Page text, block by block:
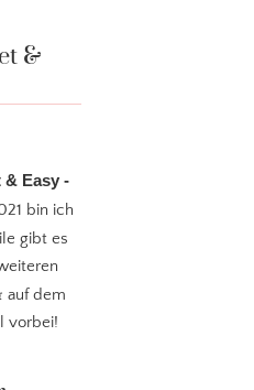
&
& Easy -
bin ich
gibt es
dem
vorbei!